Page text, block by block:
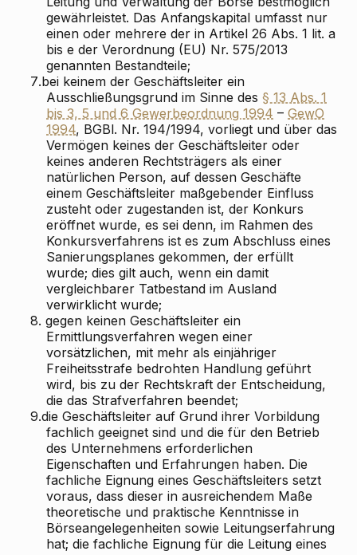
gewährleistet. Das Anfangskapital umfasst nur
einen oder mehrere der in Artikel 26 Abs. 1 lit. a
bis e der Verordnung (EU) Nr. 575/2013
genannten Bestandteile;
7.bei keinem der Geschäftsleiter ein
Ausschließungsgrund im Sinne des § 13 Abs. 1
bis 3, 5 und 6 Gewerbeordnung 1994 – GewO
1994, BGBl. Nr. 194/1994, vorliegt und über das
Vermögen keines der Geschäftsleiter oder
keines anderen Rechtsträgers als einer
natürlichen Person, auf dessen Geschäfte
einem Geschäftsleiter maßgebender Einfluss
zusteht oder zugestanden ist, der Konkurs
eröffnet wurde, es sei denn, im Rahmen des
Konkursverfahrens ist es zum Abschluss eines
Sanierungsplanes gekommen, der erfüllt
wurde; dies gilt auch, wenn ein damit
vergleichbarer Tatbestand im Ausland
verwirklicht wurde;
8. gegen keinen Geschäftsleiter ein
Ermittlungsverfahren wegen einer
vorsätzlichen, mit mehr als einjähriger
Freiheitsstrafe bedrohten Handlung geführt
wird, bis zu der Rechtskraft der Entscheidung,
die das Strafverfahren beendet;
9.die Geschäftsleiter auf Grund ihrer Vorbildung
fachlich geeignet sind und die für den Betrieb
des Unternehmens erforderlichen
Eigenschaften und Erfahrungen haben. Die
fachliche Eignung eines Geschäftsleiters setzt
voraus, dass dieser in ausreichendem Maße
theoretische und praktische Kenntnisse in
Börseangelegenheiten sowie Leitungserfahrung
hat; die fachliche Eignung für die Leitung eines